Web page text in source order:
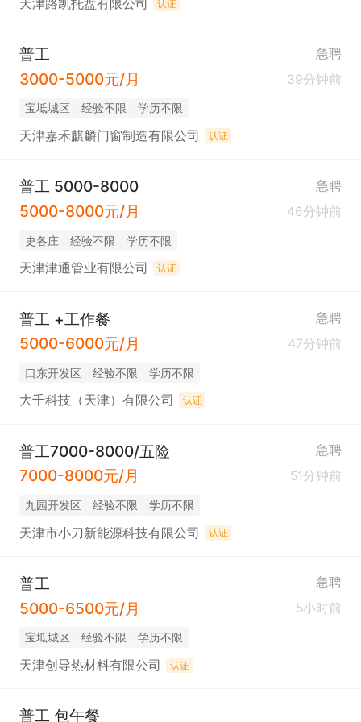
天津路凯托盘有限公司 认证
普工 急聘
3000-5000元/月 39分钟前
宝坻城区 经验不限 学历不限
天津嘉禾麒麟门窗制造有限公司 认证
普工 5000-8000 急聘
5000-8000元/月 46分钟前
史各庄 经验不限 学历不限
天津津通管业有限公司 认证
普工 +工作餐 急聘
5000-6000元/月 47分钟前
口东开发区 经验不限 学历不限
大千科技（天津）有限公司 认证
普工7000-8000/五险 急聘
7000-8000元/月 51分钟前
九园开发区 经验不限 学历不限
天津市小刀新能源科技有限公司 认证
普工 急聘
5000-6500元/月 5小时前
宝坻城区 经验不限 学历不限
天津创导热材料有限公司 认证
普工 包午餐